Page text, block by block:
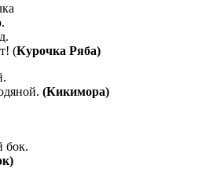
(Курочка Ряба)
(Кикимора)
бок.